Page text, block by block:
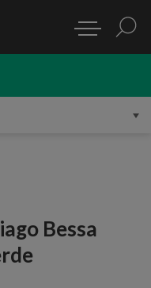
Bessa